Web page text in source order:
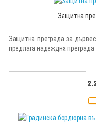
Защитна
Защитна преграда за
предлага надеждна